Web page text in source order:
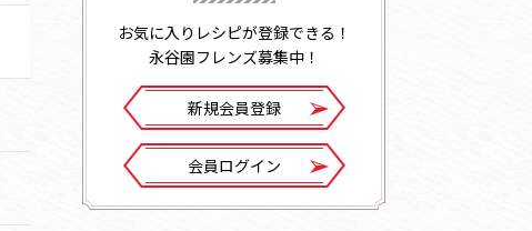
お気に入りレシピが登録できる！
永谷園フレンズ募集中！
新規会員登録
会員ログイン